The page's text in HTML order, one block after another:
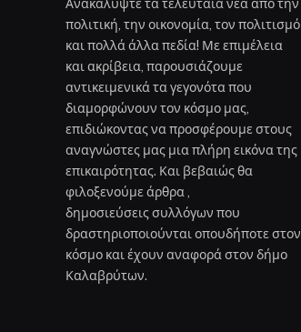
Ανακαλύψτε τα τελευταία νέα από την
πολιτική, την οικονομία, τον πολιτισμό
και πολλά άλλα πεδία! Με επιμέλεια
και ακρίβεια, παρουσιάζουμε
αντικειμενικά τα γεγονότα που
διαμορφώνουν τον κόσμο μας,
επιδιώκοντας να προσφέρουμε στους
αναγνώστες μας μια πλήρη εικόνα της
επικαιρότητας. Και βεβαιώς θα
φιλοξενούμε άρθρα ,
δημοσιεύσεις συλλόγων που
δραστηριοποιούνται οπουδήποτε στον
κόσμο και έχουν αναφορά στον δήμο
Καλαβρύτων.